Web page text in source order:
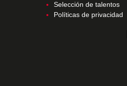
Selección de talentos
Políticas de privacidad